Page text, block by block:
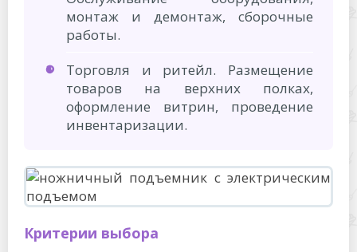
монтаж и демонтаж, сборочные
работы.
Торговля и ритейл. Размещение
товаров на верхних полках,
оформление витрин, проведение
инвентаризации.
Критерии выбора